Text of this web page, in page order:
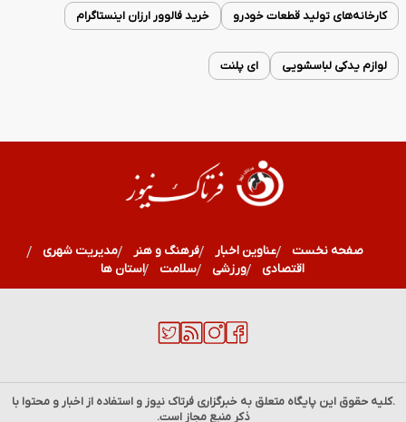
کارخانه‌های تولید قطعات خودرو خرید فالوور ارزان اینستاگرام
لوازم یدکی لباسشویی ای پلنت
صفحه نخست عناوین اخبار فرهنگ و هنر
مدیریت شهری
اقتصادی
ورزشی سلامت استان ها
.کلیه حقوق این پایگاه متعلق به خبرگزاریفرتاک نیوز و استفاده از اخبار و محتوا با
ذکر منبع مجاز است.